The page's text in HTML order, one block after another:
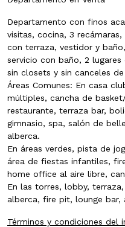
Departamento con finos
visitas, cocina, 3
con terraza, vestidor y
servicio con baño, 2
sin closets y sin canceles
Áreas Comunes: En casa
múltiples, cancha de
restaurante, terraza bar,
gimnasio, spa, salón de
alberca.
En áreas verdes, pista de
área de fiestas infantiles,
home office al aire libre,
En las torres, lobby,
alberca, fire pit, lounge bar,
Términos y condiciones del